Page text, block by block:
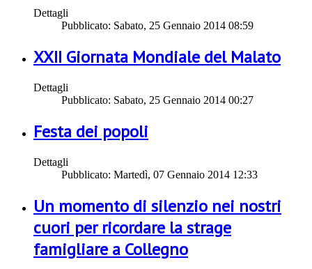
Dettagli
Pubblicato: Sabato, 25 Gennaio 2014 08:59
XXII Giornata Mondiale del Malato
Dettagli
Pubblicato: Sabato, 25 Gennaio 2014 00:27
Festa dei popoli
Dettagli
Pubblicato: Martedì, 07 Gennaio 2014 12:33
Un momento di silenzio nei nostri
cuori per ricordare la strage
famigliare a Collegno